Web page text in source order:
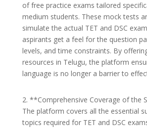
of free practice exams tailored
medium students. These mock tests
simulate the actual TET and DSC
aspirants get a feel for the question
levels, and time constraints. By
resources in Telugu, the platform
language is no longer a barrier to
2. **Comprehensive Coverage of the
The platform covers all the essential
topics required for TET and DSC